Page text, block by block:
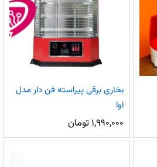
بخاری برقی پیراسته فن دار مدل
اوا
۱,۹۹۰,۰۰۰ تومان